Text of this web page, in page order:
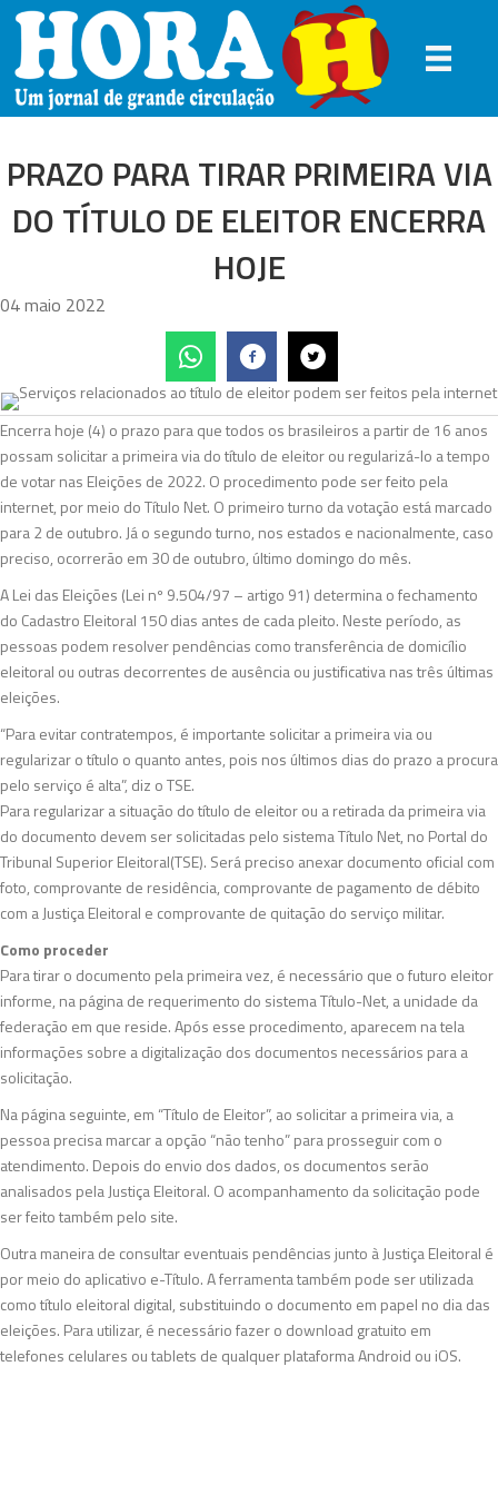
PRAZO PARA TIRAR PRIMEIRA VIA
DO TÍTULO DE ELEITOR ENCERRA
HOJE
04 maio 2022
Encerra hoje (4) o prazo para que todos os brasileiros a partir de 16 anos
possam solicitar a primeira via do título de eleitor ou regularizá-lo a tempo
de votar nas Eleições de 2022. O procedimento pode ser feito pela
internet, por meio do Título Net. O primeiro turno da votação está marcado
para 2 de outubro. Já o segundo turno, nos estados e nacionalmente, caso
preciso, ocorrerão em 30 de outubro, último domingo do mês.
A Lei das Eleições (Lei nº 9.504/97 – artigo 91) determina o fechamento
do Cadastro Eleitoral 150 dias antes de cada pleito. Neste período, as
pessoas podem resolver pendências como transferência de domicílio
eleitoral ou outras decorrentes de ausência ou justificativa nas três últimas
eleições.
“Para evitar contratempos, é importante solicitar a primeira via ou
regularizar o título o quanto antes, pois nos últimos dias do prazo a procura
pelo serviço é alta”, diz o TSE.
Para regularizar a situação do título de eleitor ou a retirada da primeira via
do documento devem ser solicitadas pelo sistema Título Net, no Portal do
Tribunal Superior Eleitoral(TSE). Será preciso anexar documento oficial com
foto, comprovante de residência, comprovante de pagamento de débito
com a Justiça Eleitoral e comprovante de quitação do serviço militar.
Como proceder
Para tirar o documento pela primeira vez, é necessário que o futuro eleitor
informe, na página de requerimento do sistema Título-Net, a unidade da
federação em que reside. Após esse procedimento, aparecem na tela
informações sobre a digitalização dos documentos necessários para a
solicitação.
Na página seguinte, em “Título de Eleitor”, ao solicitar a primeira via, a
pessoa precisa marcar a opção “não tenho” para prosseguir com o
atendimento. Depois do envio dos dados, os documentos serão
analisados pela Justiça Eleitoral. O acompanhamento da solicitação pode
ser feito também pelo site.
Outra maneira de consultar eventuais pendências junto à Justiça Eleitoral é
por meio do aplicativo e-Título. A ferramenta também pode ser utilizada
como título eleitoral digital, substituindo o documento em papel no dia das
eleições. Para utilizar, é necessário fazer o download gratuito em
telefones celulares ou tablets de qualquer plataforma Android ou iOS.